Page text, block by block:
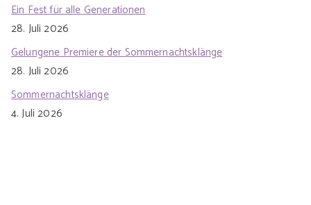
Ein Fest für alle Generationen
28. Juli 2026
Gelungene Premiere der Sommernachtsklänge
28. Juli 2026
Sommernachtsklänge
4. Juli 2026